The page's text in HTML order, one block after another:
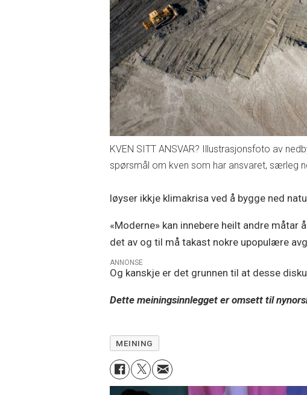
KVEN SITT ANSVAR? Illustrasjonsfoto av
spørsmål om kven som har ansvaret, særleg
løyser ikkje klimakrisa ved å bygge ned
«Moderne» kan innebere heilt andre måtar
det av og til må takast nokre upopulære
ANNONSE
Og kanskje er det grunnen til at desse
Dette meiningsinnlegget er omsett til
MEINING